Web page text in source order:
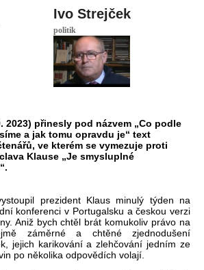
Ivo Strejček
politik
2023) přinesly pod názvem „Co podle
a jak tomu opravdu je“ text
ve kterém se vymezuje proti
Klause „Je smysluplné
prezident Klaus minulý týden na
konferenci v Portugalsku a českou verzi
Aniž bych chtěl brát komukoliv právo na
záměrné a chtěné zjednodušení
jejich karikování a zlehčování jedním ze
po několika odpovědích volají.